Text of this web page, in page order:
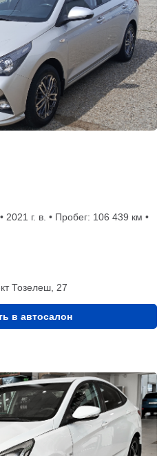
г. в. • Пробег: 106 439 км •
Тозелеш, 27
в автосалон